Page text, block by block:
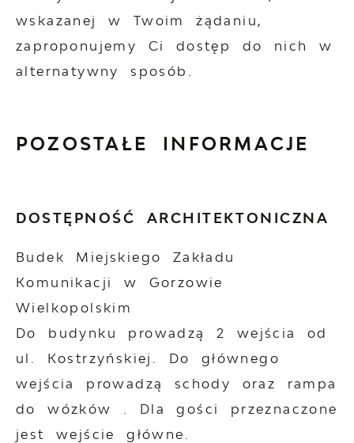
wskazanej w Twoim żądaniu,
zaproponujemy Ci dostęp do nich w
alternatywny sposób.
POZOSTAŁE INFORMACJE
DOSTĘPNOŚĆ ARCHITEKTONICZNA
Budek Miejskiego Zakładu
Komunikacji w Gorzowie
Wielkopolskim
Do budynku prowadzą 2 wejścia od
ul. Kostrzyńskiej. Do głównego
wejścia prowadzą schody oraz rampa
do wózków . Dla gości przeznaczone
jest wejście główne.